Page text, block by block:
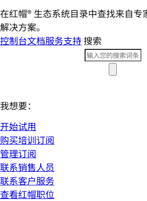
在红帽® 生态系统目录中查找来自专
解决方案。
控制台文档服务支持搜索
我想要：
开始试用
购买培训订阅
管理订阅
联系销售人员
联系客户服务
查看红帽职位